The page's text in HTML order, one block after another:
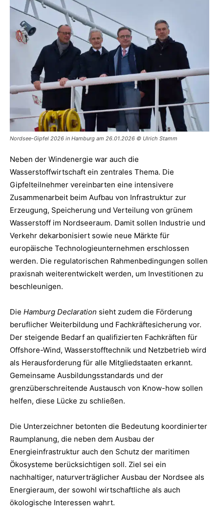
Nordsee-Gipfel 2026 in Hamburg am 26.01.2026 © Ulrich Stamm
Neben der Windenergie war auch die
Wasserstoffwirtschaft ein zentrales Thema. Die
Gipfelteilnehmer vereinbarten eine intensivere
Zusammenarbeit beim Aufbau von Infrastruktur zur
Erzeugung, Speicherung und Verteilung von grünem
Wasserstoff im Nordseeraum. Damit sollen Industrie und
Verkehr dekarbonisiert sowie neue Märkte für
europäische Technologieunternehmen erschlossen
werden. Die regulatorischen Rahmenbedingungen sollen
praxisnah weiterentwickelt werden, um Investitionen zu
beschleunigen.
Die Hamburg Declaration sieht zudem die Förderung
beruflicher Weiterbildung und Fachkräftesicherung vor.
Der steigende Bedarf an qualifizierten Fachkräften für
Offshore-Wind, Wasserstofftechnik und Netzbetrieb wird
als Herausforderung für alle Mitgliedstaaten erkannt.
Gemeinsame Ausbildungsstandards und der
grenzüberschreitende Austausch von Know-how sollen
helfen, diese Lücke zu schließen.
Die Unterzeichner betonten die Bedeutung koordinierter
Raumplanung, die neben dem Ausbau der
Energieinfrastruktur auch den Schutz der maritimen
Ökosysteme berücksichtigen soll. Ziel sei ein
nachhaltiger, naturverträglicher Ausbau der Nordsee als
Energieraum, der sowohl wirtschaftliche als auch
ökologische Interessen wahrt.